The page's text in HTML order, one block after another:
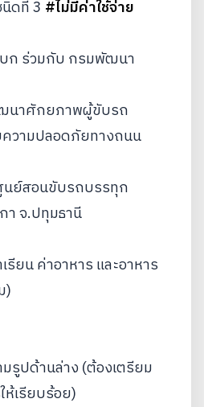
ดที่ 3 #ไม่มีค่าใช้จ่าย
ก ร่วมกับ กรมพัฒนา
นาศักยภาพผู้ขับรถ
วามปลอดภัยทางถนน
ย์สอนขับรถบรรทุก
า จ.ปทุมธานี
รียน ค่าอาหาร และอาหาร
)
รูปด้านล่าง (ต้องเตรียม
เรียบร้อย)